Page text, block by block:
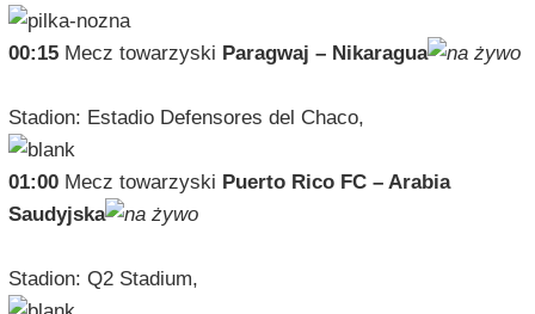
00:15Mecz towarzyski Paragwaj – Nikaragua
Stadion: Estadio Defensores del Chaco,
01:00Mecz towarzyski Puerto Rico FC – Arabia
Saudyjska
Stadion: Q2 Stadium,